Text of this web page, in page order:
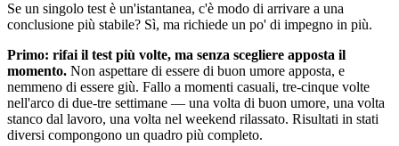
Se un singolo test è un'istantanea, c'è modo di arrivare a una
conclusione più stabile? Sì, ma richiede un po' di impegno in più.
Primo: rifai il test più volte, ma senza scegliere apposta il
momento. Non aspettare di essere di buon umore apposta, e
nemmeno di essere giù. Fallo a momenti casuali, tre-cinque volte
nell'arco di due-tre settimane — una volta di buon umore, una volta
stanco dal lavoro, una volta nel weekend rilassato. Risultati in stati
diversi compongono un quadro più completo.